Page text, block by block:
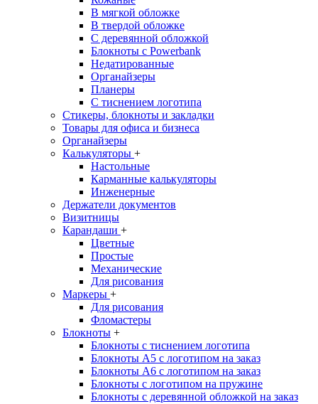
В мягкой обложке
В твердой обложке
С деревянной обложкой
Блокноты с Powerbank
Недатированные
Органайзеры
Планеры
С тиснением логотипа
Стикеры, блокноты и закладки
Товары для офиса и бизнеса
Органайзеры
Калькуляторы +
Настольные
Карманные калькуляторы
Инженерные
Держатели документов
Визитницы
Карандаши +
Цветные
Простые
Механические
Для рисования
Маркеры +
Для рисования
Фломастеры
Блокноты +
Блокноты с тиснением логотипа
Блокноты А5 с логотипом на заказ
Блокноты А6 с логотипом на заказ
Блокноты с логотипом на пружине
Блокноты с деревянной обложкой на заказ